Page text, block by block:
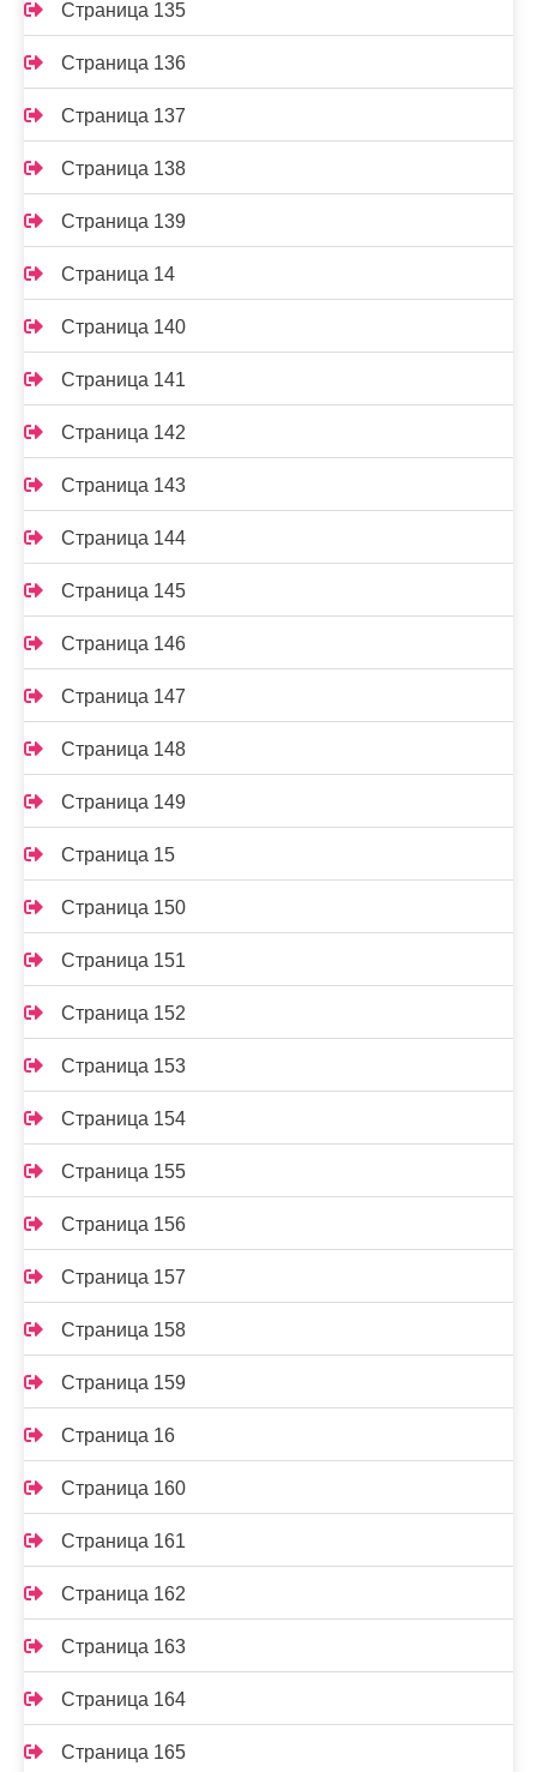
Страница 135
Страница 136
Страница 137
Страница 138
Страница 139
Страница 14
Страница 140
Страница 141
Страница 142
Страница 143
Страница 144
Страница 145
Страница 146
Страница 147
Страница 148
Страница 149
Страница 15
Страница 150
Страница 151
Страница 152
Страница 153
Страница 154
Страница 155
Страница 156
Страница 157
Страница 158
Страница 159
Страница 16
Страница 160
Страница 161
Страница 162
Страница 163
Страница 164
Страница 165